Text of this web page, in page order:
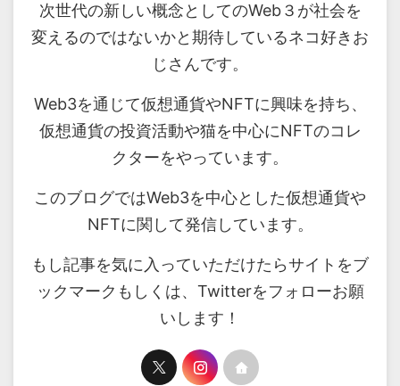
次世代の新しい概念としてのWeb３が社会を
変えるのではないかと期待しているネコ好きお
じさんです。
Web3を通じて仮想通貨やNFTに興味を持ち、
仮想通貨の投資活動や猫を中心にNFTのコレ
クターをやっています。
このブログではWeb3を中心とした仮想通貨や
NFTに関して発信しています。
もし記事を気に入っていただけたらサイトをブ
ックマークもしくは、Twitterをフォローお願
いします！